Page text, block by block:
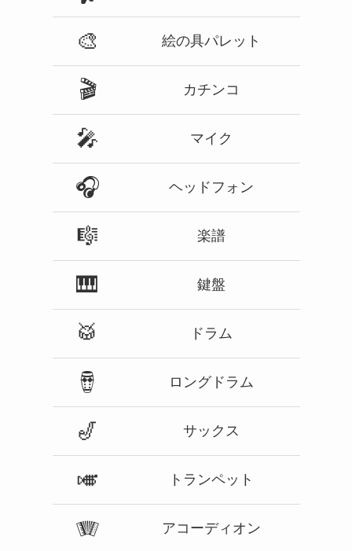
🎨 絵の具パレット
🎬 カチンコ
🎤 マイク
🎧 ヘッドフォン
🎼 楽譜
🎹 鍵盤
🥁 ドラム
🪘 ロングドラム
🎷 サックス
🎺 トランペット
🪗 アコーディオン